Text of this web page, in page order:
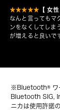
★★★★★ 【 女
なんと言ってもマ
ンをなくしてしま
が増えると良いで
※Bluetooth® ワ
Bluetooth SIG,
ニカは使用許諾